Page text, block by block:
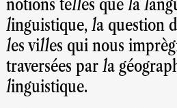
notions telles que la
linguistique, la question
les villes qui nous
traversées par la
linguistique.